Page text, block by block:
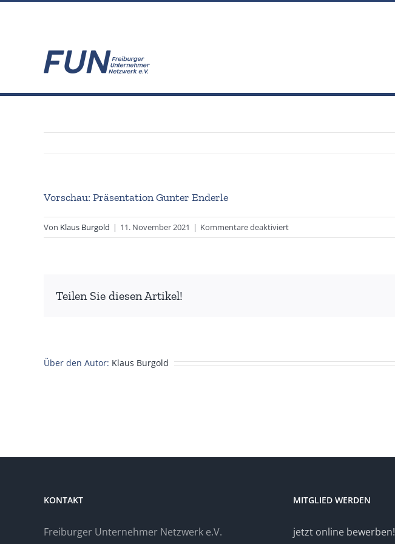
Vorschau: Präsentation Gunter Enderle
Von Klaus Burgold | 11. November 2021 | Kommentare deaktiviertfür
Vorschau:
Teilen Sie diesen Artikel!
Über den Autor: Klaus Burgold
KONTAKT
Freiburger Unternehmer Netzwerk e.V.
MITGLIED WERDEN
jetzt online bewerben!